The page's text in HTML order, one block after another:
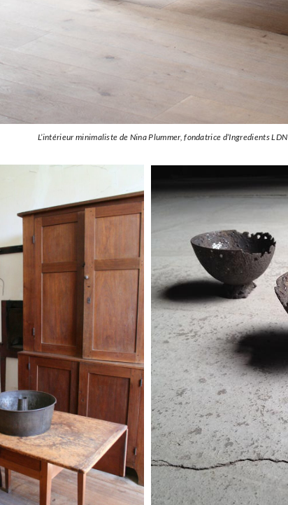
L’intérieur minimaliste de Nina Plummer, fondatrice d’Ingredients LDN